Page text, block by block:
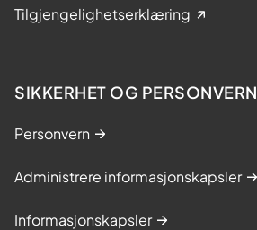
Tilgjengelighetserklæring
SIKKERHET OG PERSONVERN
Personvern
Administrere informasjonskapsler
Informasjonskapsler